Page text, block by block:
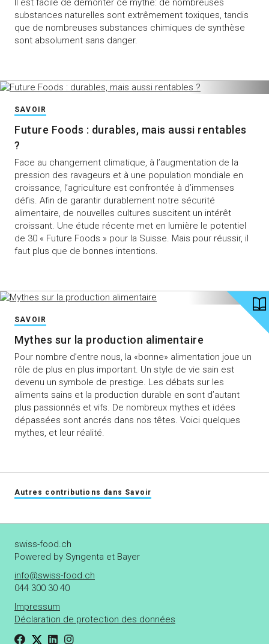
Il est facile de démonter ce mythe: de nombreuses
substances naturelles sont extrêmement toxiques, tandis
que de nombreuses substances chimiques de synthèse
sont absolument sans danger.
SAVOIR
Future Foods : durables, mais aussi rentables
?
Face au changement climatique, à l’augmentation de la
pression des ravageurs et à une population mondiale en
croissance, l’agriculture est confrontée à d’immenses
défis. Afin de garantir durablement notre sécurité
alimentaire, de nouvelles cultures suscitent un intérêt
croissant. Une étude récente met en lumière le potentiel
de 30 « Future Foods » pour la Suisse. Mais pour réussir, il
faut plus que de bonnes intentions.
SAVOIR
Mythes sur la production alimentaire
Pour nombre d’entre nous, la «bonne» alimentation joue un
rôle de plus en plus important. Un style de vie sain est
devenu un symbole de prestige. Les débats sur les
aliments sains et la production durable en sont d’autant
plus passionnés et vifs. De nombreux mythes et idées
dépassées sont ancrés dans nos têtes. Voici quelques
mythes, et leur réalité.
Autres contributions dans Savoir
swiss-food.ch
Powered by Syngenta et Bayer
info@swiss-food.ch
044 300 30 40
Impressum
Déclaration de protection des données